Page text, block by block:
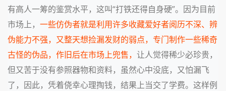
有高人一筹的鉴赏水平，这叫“打铁还得自身硬”。因为目前
市场上， 一些仿伪者就是利用许多收藏爱好者阅历不深、辨
伪能力不强，又整天想捡漏发财的弱点，专门制作一些稀奇
古怪的伪品，作旧后在市场上兜售， 让人觉得稀少必珍贵，
但又苦于没有参照器物和资料，虽然心中没底，又怕漏飞
了，因此，凭着侥幸心理掏钱，结果上当交了学费。这样例